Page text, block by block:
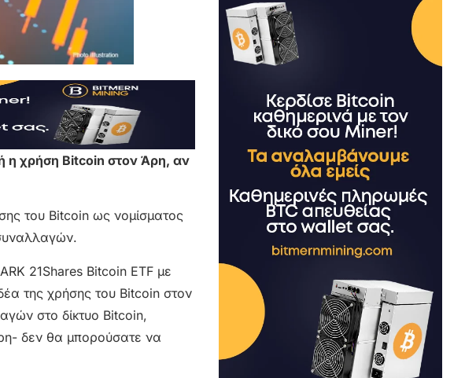
η χρήση Bitcoin στον Άρη, αν
του Bitcoin ως νομίσματος
21Shares Bitcoin ETF με
της χρήσης του Bitcoin στον
στο δίκτυο Bitcoin,
δεν θα μπορούσατε να